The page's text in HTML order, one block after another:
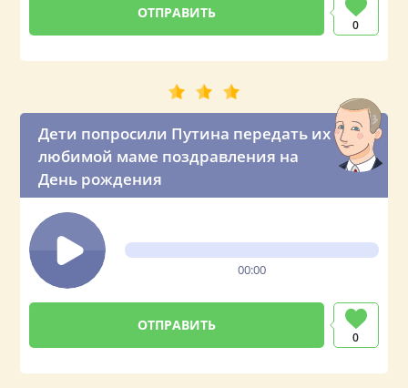
0
Дети попросили Путина передать их
любимой маме поздравления на
День рождения
00:00
0